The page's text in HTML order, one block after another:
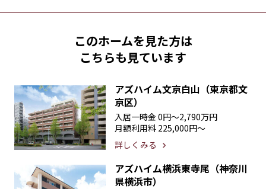
このホームを見た方は
こちらも見ています
アズハイム文京白山（東京都文
京区）
入居一時金 0円〜2,790万円
月額利用料 225,000円〜
詳しくみる
アズハイム横浜東寺尾（神奈川
県横浜市）